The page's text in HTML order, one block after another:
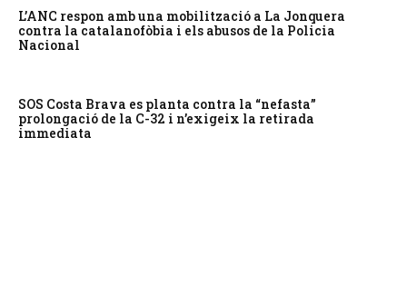
L’ANC respon amb una mobilització a La Jonquera
contra la catalanofòbia i els abusos de la Policia
Nacional
SOS Costa Brava es planta contra la “nefasta”
prolongació de la C-32 i n’exigeix la retirada
immediata